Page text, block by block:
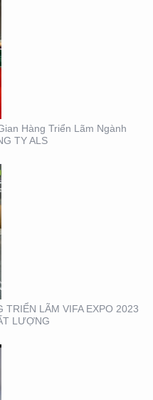
Hàng Triển Lãm Ngành
TY ALS
TRIỂN LÃM VIFA EXPO 2023
LƯỢNG